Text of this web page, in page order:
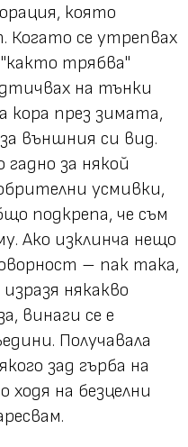
която
Когато се утрепвах
трябва"
на тънки
кора през зимата,
външния си вид.
гадно за някой
усмивки,
подкрепа, че съм
Ако изклинча нещо
– пак така,
някакво
винаги се е
Получавала
зад гърба на
на безцелни